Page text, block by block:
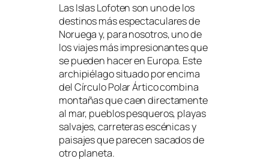
Las Islas Lofoten son uno de los
destinos más espectaculares de
Noruega y, para nosotros, uno de
los viajes más impresionantes que
se pueden hacer en Europa. Este
archipiélago situado por encima
del Círculo Polar Ártico combina
montañas que caen directamente
al mar, pueblos pesqueros, playas
salvajes, carreteras escénicas y
paisajes que parecen sacados de
otro planeta.